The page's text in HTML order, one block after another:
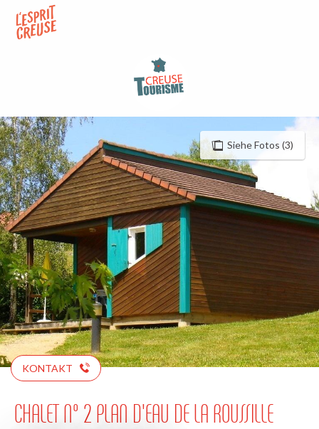
contenu
Siehe Fotos (3)
KONTAKT
CHALET N° 2 PLAN D'EAU DE LA ROUSSILLE